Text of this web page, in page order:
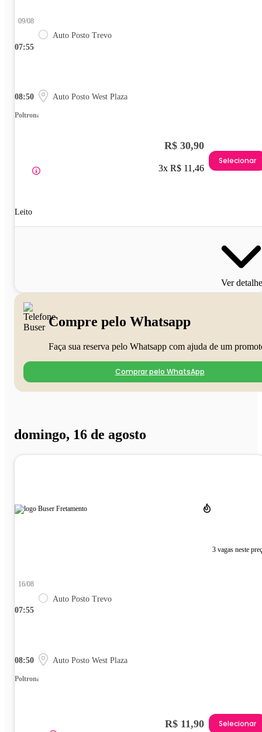
07:55
09/08
Auto Posto Trevo
08:50 Auto Posto West Plaza
Poltrona
Leito
R$ 30,90
3x R$ 11,46
Selecionar
Ver
Compre pelo Whatsapp
Faça sua reserva pelo Whatsapp com ajuda de um
Comprar pelo WhatsApp
domingo, 16 de agosto
3 vagas neste
07:55
16/08
Auto Posto Trevo
08:50 Auto Posto West Plaza
Poltrona
R$ 11,90 Selecionar